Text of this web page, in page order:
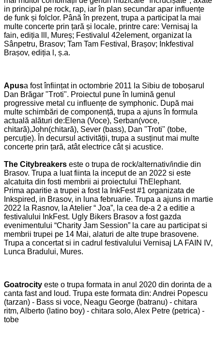
in principal pe rock, rap, iar în plan secundar apar influențe
de funk și folclor. Până în prezent, trupa a participat la mai
multe concerte prin țară și locale, printre care: Vernisaj la
fain, ediția lll, Mureș; Festivalul 42element, organizat la
Sânpetru, Brasov; Tam Tam Festival, Brașov; Inkfestival
Brașov, ediția l, ș.a.
Apusa fostînființat in octombrie 2011 la Sibiu de toboșarul
Dan Brăgar "Troti". Proiectul pune în lumină genul
progressive metal cu influențe de symphonic. După mai
multe schimbări de componență, trupa a ajuns în formula
actuală alături de:Elena (Voce), Serban(voce,
chitară),John(chitară), Sever (bass), Dan "Troti" (tobe,
percuție). În decursul activității, trupa a susținut mai multe
concerte prin țară, atât electrice cât și acustice.
The Citybreakers este o trupa de rock/alternativ/indie din
Brasov. Trupa a luat fiinta la inceput de an 2022 si este
alcatuita din fosti membrii ai proiectului ThElephant.
Prima aparitie a trupei a fost la InkFest #1 organizata de
Inkspired, in Brasov, in luna februarie. Trupa a ajuns in martie
2022 la Rasnov, la Atelier “ Joa”, la cea de-a 2 a editie a
festivalului InkFest. Ugly Bikers Brasov a fost gazda
evenimentului “Charity Jam Session” la care au participat si
membrii trupei pe 14 Mai, alaturi de alte trupe brasovene.
Trupa a concertat si in cadrul festivalului Vernisaj LA FAIN IV,
Lunca Bradului, Mures.
Goatrocity este o trupa formata in anul 2020 din dorinta de a
canta fast and loud. Trupa este formata din: Andrei Popescu
(tarzan) - Bass si voce, Neagu George (batranu) - chitara
ritm, Alberto (latino boy) - chitara solo, Alex Petre (petrica) -
tobe